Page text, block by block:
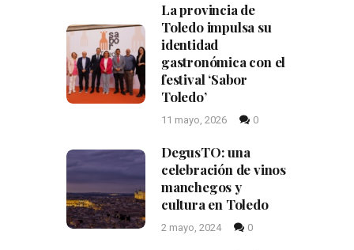
La provincia de
Toledo impulsa su
identidad
gastronómica con el
festival ‘Sabor
Toledo’
11 mayo, 2026 0
DegusTO: una
celebración de vinos
manchegos y
cultura en Toledo
2 mayo, 2024 0